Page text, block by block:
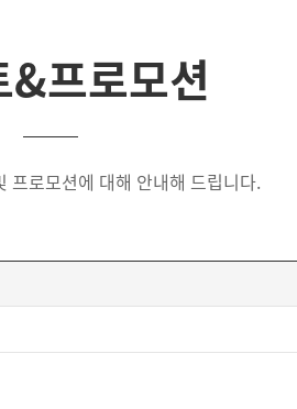
&프로모션
프로모션에 대해 안내해 드립니다.